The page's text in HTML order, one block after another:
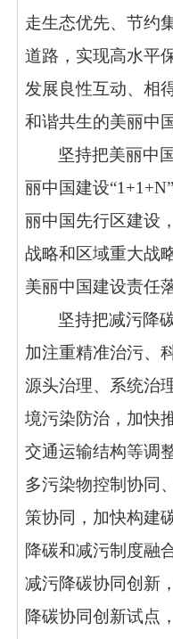
走生态优先、节约
道路，实现高水平
发展良性互动、相
和谐共生的美丽中国
坚持把美丽中
丽中国建设
丽中国先行区建设
战略和区域重大战
美丽中国建设责任
坚持把减污降
加注重精准治污、
源头治理、系统治
境污染防治，加快
交通运输结构等调
多污染物控制协同
策协同，加快构建
降碳和减污制度融
减污降碳协同创新
降碳协同创新试点